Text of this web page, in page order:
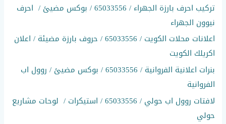
ن
:
تركيب احرف بارزة الجهراء / 65033556 / بوكس مضيئ / احرف
نيوون الجهراء
اعلانات محلات الكويت / 65033556 / حروف بارزة مضيئة / اعلان
اكريلك الكويت
بنرات اعلانية الفروانية / 65033556 / بوكس مضيئ / روول اب
الفروانية
لافتات روول اب حولي / 65033556 / استيكرات / لوحات مشاريع
حولي